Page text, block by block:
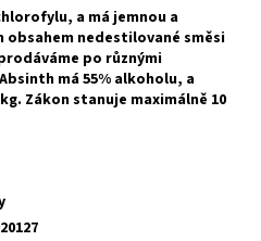
a má jemnou a
nedestilované směsi
po různými
má 55% alkoholu, a
Zákon stanuje maximálně 10